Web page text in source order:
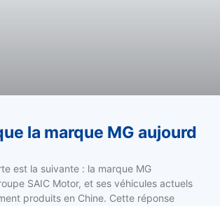
la marque MG aujourd
est la suivante : la marque MG
SAIC Motor, et ses véhicules actuels
produits en Chine. Cette réponse